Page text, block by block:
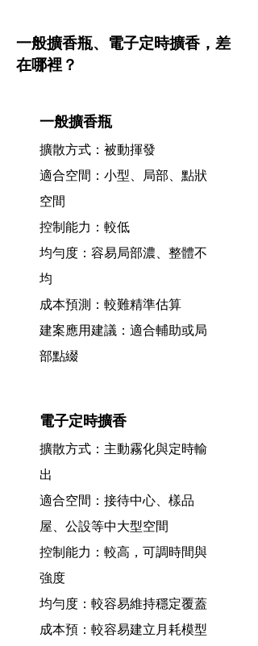
一般擴香瓶、電子定時擴香，差
在哪裡？
一般擴香瓶
擴散方式：被動揮發
適合空間：小型、局部、點狀
空間
控制能力：較低
均勻度：容易局部濃、整體不
均
成本預測：較難精準估算
建案應用建議：適合輔助或局
部點綴
電子定時擴香
擴散方式：主動霧化與定時輸
出
適合空間：接待中心、樣品
屋、公設等中大型空間
控制能力：較高，可調時間與
強度
均勻度：較容易維持穩定覆蓋
成本預：較容易建立月耗模型